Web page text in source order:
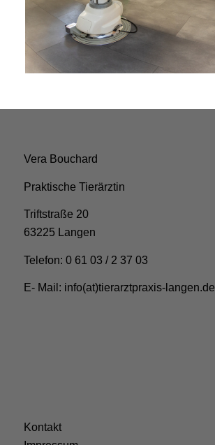
Vera Bouchard
Praktische Tierärztin
Triftstraße 20
63225 Langen
Telefon: 0 61 03 / 2 37 03
E- Mail: info(at)tierarztpraxis-langen.de
Kontakt